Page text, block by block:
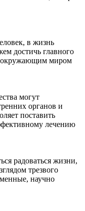
в жизнь
достичь главного
окружающим миром
могут
органов и
поставить
лечению
радоваться жизни,
трезвого
научно